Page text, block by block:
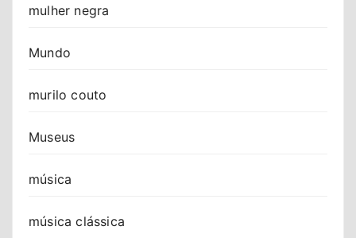
mulher negra
Mundo
murilo couto
Museus
música
música clássica